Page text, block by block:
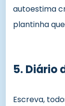
autoestima
plantinha
5. Diário
Escreva,